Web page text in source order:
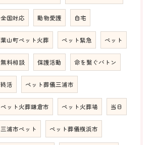
全国対応 動物愛護 自宅
葉山町ペット火葬 ペット緊急 ペット
無料相談 保護活動 命を繋ぐバトン
終活 ペット葬儀三浦市
ペット火葬鎌倉市 ペット火葬場 当日
三浦市ペット ペット葬儀横浜市